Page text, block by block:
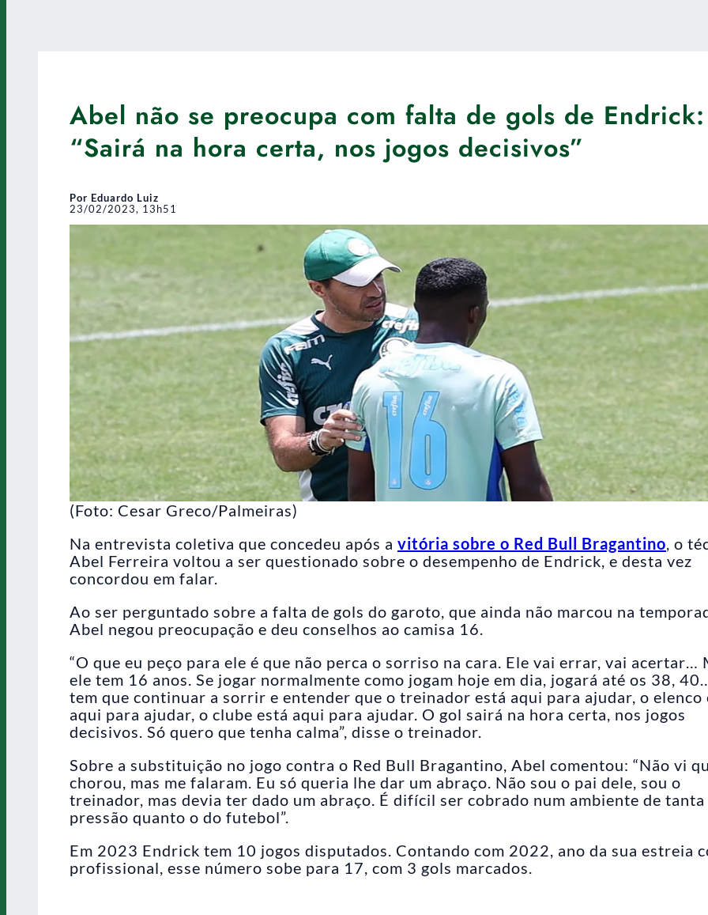
Abel não se preocupa com falta de gols de Endrick:
“Sairá na hora certa, nos jogos decisivos”
Por Eduardo Luiz
23/02/2023, 13h51
(Foto: Cesar Greco/Palmeiras)
Na entrevista coletiva que concedeu após a vitória sobre o Red Bull Bragantino, o
Abel Ferreira voltou a ser questionado sobre o desempenho de Endrick, e desta vez
concordou em falar.
Ao ser perguntado sobre a falta de gols do garoto, que ainda não marcou na
Abel negou preocupação e deu conselhos ao camisa 16.
“O que eu peço para ele é que não perca o sorriso na cara. Ele vai errar, vai acertar…
ele tem 16 anos. Se jogar normalmente como jogam hoje em dia, jogará até os 38,
tem que continuar a sorrir e entender que o treinador está aqui para ajudar, o elenco
aqui para ajudar, o clube está aqui para ajudar. O gol sairá na hora certa, nos jogos
decisivos. Só quero que tenha calma”, disse o treinador.
Sobre a substituição no jogo contra o Red Bull Bragantino, Abel comentou: “Não vi
chorou, mas me falaram. Eu só queria lhe dar um abraço. Não sou o pai dele, sou o
treinador, mas devia ter dado um abraço. É difícil ser cobrado num ambiente de tanta
pressão quanto o do futebol”.
Em 2023 Endrick tem 10 jogos disputados. Contando com 2022, ano da sua estreia
profissional, esse número sobe para 17, com 3 gols marcados.